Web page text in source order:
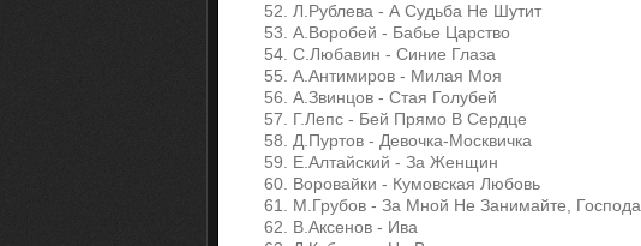
52. Л.Рублева - А Судьба Не Шутит
53. А.Воробей - Бабье Царство
54. С.Любавин - Синие Глаза
55. А.Антимиров - Милая Моя
56. А.Звинцов - Стая Голубей
57. Г.Лепс - Бей Прямо В Сердце
58. Д.Пуртов - Девочка-Москвичка
59. Е.Алтайский - За Женщин
60. Воровайки - Кумовская Любовь
61. М.Грубов - За Мной Не Занимайте, Господа
62. В.Аксенов - Ива